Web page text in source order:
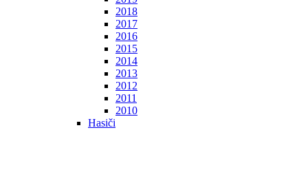
2018
2017
2016
2015
2014
2013
2012
2011
2010
Hasiči